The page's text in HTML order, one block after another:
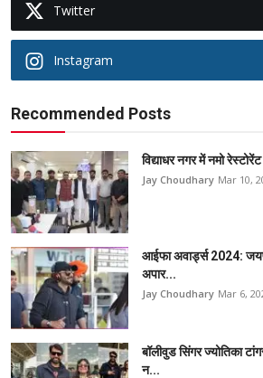
Twitter
Instagram
Recommended Posts
विद्याधर नगर में नमो
Jay Choudhary Mar 10,
आईफा अवार्ड्स 2024:
अपार...
Jay Choudhary Mar 6,
बॉलीवुड सिंगर ज्योतिका
न...